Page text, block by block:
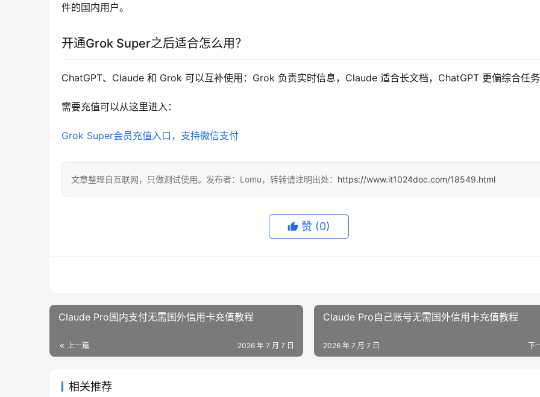
件的国内用户。
开通Grok Super之后适合怎么用？
ChatGPT、Claude 和 Grok 可以互补使用：Grok 负责实时信息，Claude 适合长文档，ChatGPT 更偏综合任
需要充值可以从这里进入：
Grok Super会员充值入口，支持微信支付
文章整理自互联网，只做测试使用。发布者：Lomu，转转请注明出处： https://www.it1024doc.com/18549.html
赞 (0)
Claude Pro国内支付无需国外信用卡充值教程
上一篇 2026 年 7 月 7 日
Claude Pro自己账号无需国外信用卡充值教程
下
2026 年 7 月 7 日
相关推荐